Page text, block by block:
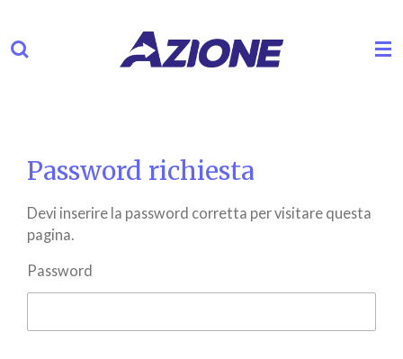
al
contenuto
Password richiesta
Devi inserire la password corretta per visitare questa
pagina.
Password